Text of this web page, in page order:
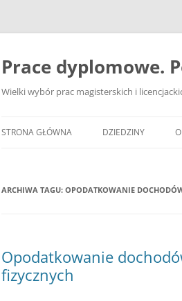
Przejdź
Prace dyplomowe.
Wielki wybór prac magisterskich i
STRONA GŁÓWNA DZIEDZINY
BANKOWOŚĆ
ARCHIWA TAGU: OPODATKOWANIE
Opodatkowanie
fizycznych